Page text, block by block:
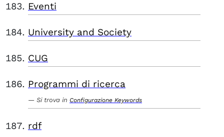
Eventi
University and Society
CUG
Programmi di ricerca
Si trova in Configurazione Keywords
rdf